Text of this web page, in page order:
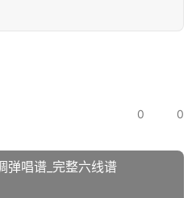
0 0
弹唱谱_完整六线谱